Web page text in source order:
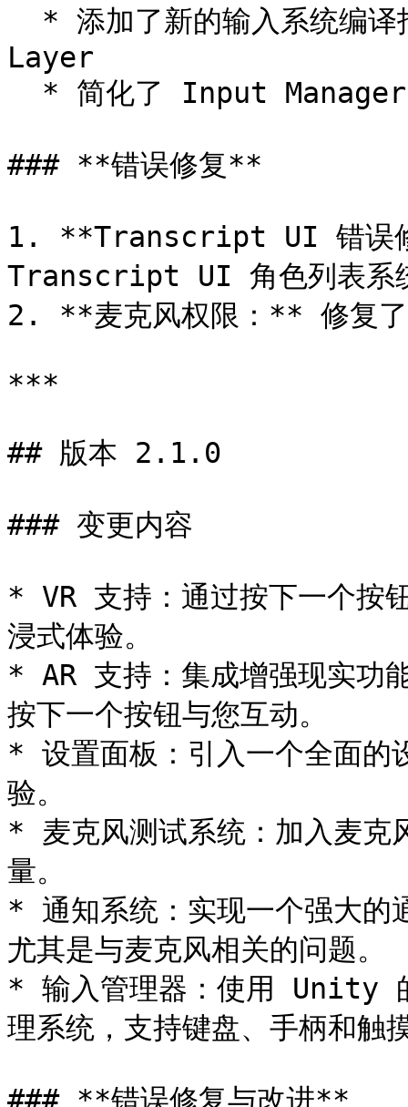
Layer
### **错误修复**
1. **Transcript UI 错误修
Transcript UI 角色列表系
2. **麦克风权限：** 修复
***
## 版本 2.1.0
### 变更内容
* VR 支持：通过按下一个按
浸式体验。
* AR 支持：集成增强现实功
按下一个按钮与您互动。
* 设置面板：引入一个全面的
验。
* 麦克风测试系统：加入麦克
量。
* 通知系统：实现一个强大的
尤其是与麦克风相关的问题。
* 输入管理器：使用 Unity
理系统，支持键盘、手柄和触
### **错误修复与改进**